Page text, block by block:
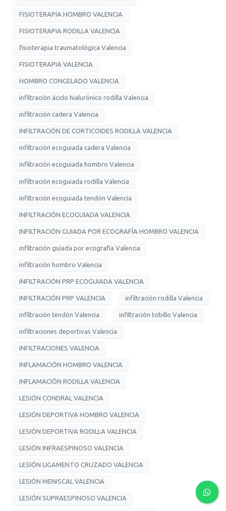
FISIOTERAPIA HOMBRO VALENCIA
FISIOTERAPIA RODILLA VALENCIA
fisioterapia traumatológica Valencia
FISIOTERAPIA VALENCIA
HOMBRO CONGELADO VALENCIA
infiltración ácido hialurónico rodilla Valencia
infiltración cadera Valencia
INFILTRACIÓN DE CORTICOIDES RODILLA VALENCIA
infiltración ecoguiada cadera Valencia
infiltración ecoguiada hombro Valencia
infiltración ecoguiada rodilla Valencia
infiltración ecoguiada tendón Valencia
INFILTRACIÓN ECOGUIADA VALENCIA
INFILTRACIÓN GUIADA POR ECOGRAFÍA HOMBRO VALENCIA
infiltración guiada por ecografía Valencia
infiltración hombro Valencia
INFILTRACIÓN PRP ECOGUIADA VALENCIA
INFILTRACIÓN PRP VALENCIA infiltración rodilla Valencia
infiltración tendón Valencia infiltración tobillo Valencia
infiltraciones deportivas Valencia
INFILTRACIONES VALENCIA
INFLAMACIÓN HOMBRO VALENCIA
INFLAMACIÓN RODILLA VALENCIA
LESIÓN CONDRAL VALENCIA
LESIÓN DEPORTIVA HOMBRO VALENCIA
LESIÓN DEPORTIVA RODILLA VALENCIA
LESIÓN INFRAESPINOSO VALENCIA
LESIÓN LIGAMENTO CRUZADO VALENCIA
LESIÓN MENISCAL VALENCIA
LESIÓN SUPRAESPINOSO VALENCIA